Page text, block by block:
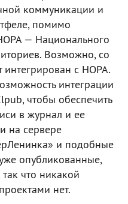
коммуникации и
помимо
— Национального
Возможно, со
интегрирован с НОРА.
интеграции
чтобы обеспечить
в журнал и ее
на сервере
и подобные
опубликованные,
что никакой
нет.